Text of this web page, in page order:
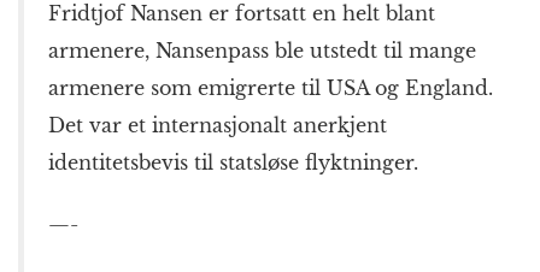
Fridtjof Nansen er fortsatt en helt blant
armenere, Nansenpass ble utstedt til mange
armenere som emigrerte til USA og England.
Det var et internasjonalt anerkjent
identitetsbevis til statsløse flyktninger.
—-